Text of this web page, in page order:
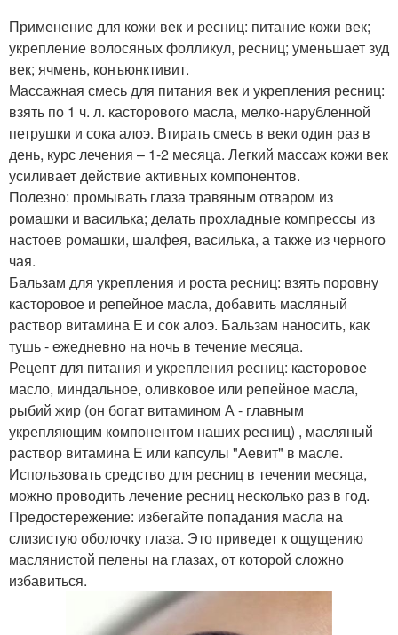
Применение для кожи век и ресниц: питание кожи век;
укрепление волосяных фолликул, ресниц; уменьшает зуд
век; ячмень, конъюнктивит.
Массажная смесь для питания век и укрепления ресниц:
взять по 1 ч. л. касторового масла, мелко-нарубленной
петрушки и сока алоэ. Втирать смесь в веки один раз в
день, курс лечения – 1-2 месяца. Легкий массаж кожи век
усиливает действие активных компонентов.
Полезно: промывать глаза травяным отваром из
ромашки и василька; делать прохладные компрессы из
настоев ромашки, шалфея, василька, а также из черного
чая.
Бальзам для укрепления и роста ресниц: взять поровну
касторовое и репейное масла, добавить масляный
раствор витамина Е и сок алоэ. Бальзам наносить, как
тушь - ежедневно на ночь в течение месяца.
Рецепт для питания и укрепления ресниц: касторовое
масло, миндальное, оливковое или репейное масла,
рыбий жир (он богат витамином А - главным
укрепляющим компонентом наших ресниц) , масляный
раствор витамина Е или капсулы "Аевит" в масле.
Использовать средство для ресниц в течении месяца,
можно проводить лечение ресниц несколько раз в год.
Предостережение: избегайте попадания масла на
слизистую оболочку глаза. Это приведет к ощущению
маслянистой пелены на глазах, от которой сложно
избавиться.